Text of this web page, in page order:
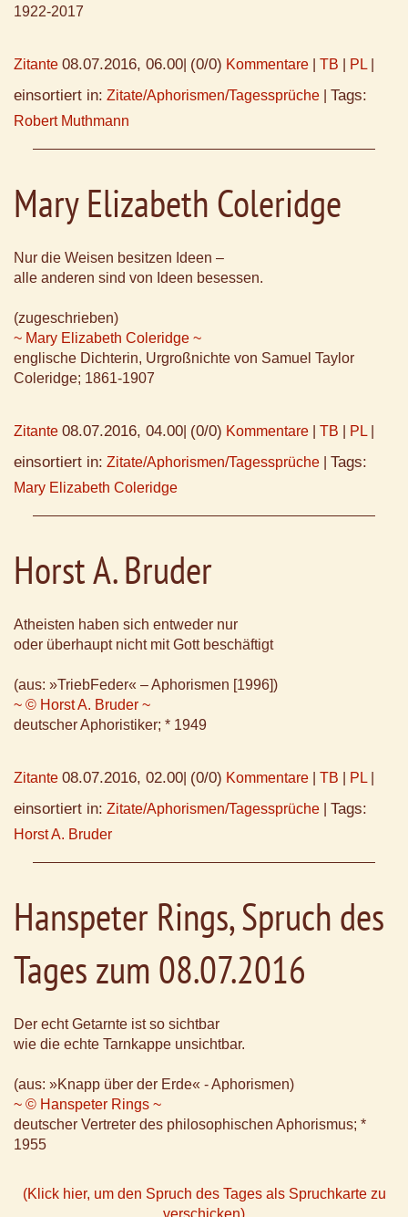
1922-2017
Zitante 08.07.2016, 06.00 (0/0) Kommentare TB PL
einsortiert in: Zitate/Aphorismen/Tagessprüche Tags:
Robert Muthmann
Mary Elizabeth Coleridge
Nur die Weisen besitzen Ideen –
alle anderen sind von Ideen besessen.
(zugeschrieben)
~ Mary Elizabeth Coleridge ~
englische Dichterin, Urgroßnichte von Samuel Taylor
Coleridge; 1861-1907
Zitante 08.07.2016, 04.00 (0/0) Kommentare TB PL
einsortiert in: Zitate/Aphorismen/Tagessprüche Tags:
Mary Elizabeth Coleridge
Horst A. Bruder
Atheisten haben sich entweder nur
oder überhaupt nicht mit Gott beschäftigt
(aus: »TriebFeder« – Aphorismen [1996])
~ © Horst A. Bruder ~
deutscher Aphoristiker; * 1949
Zitante 08.07.2016, 02.00 (0/0) Kommentare TB PL
einsortiert in: Zitate/Aphorismen/Tagessprüche Tags:
Horst A. Bruder
Hanspeter Rings, Spruch des
Tages zum 08.07.2016
Der echt Getarnte ist so sichtbar
wie die echte Tarnkappe unsichtbar.
(aus: »Knapp über der Erde« - Aphorismen)
~ © Hanspeter Rings ~
deutscher Vertreter des philosophischen Aphorismus; *
1955
(Klick hier, um den Spruch des Tages als Spruchkarte zu
verschicken)